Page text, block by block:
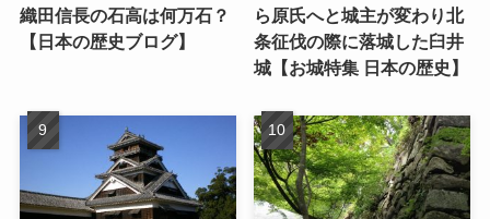
織田信長の石高は何万石？
【日本の歴史ブログ】
ら原氏へと城主が変わり北
条征伐の際に落城した臼井
城【お城特集 日本の歴史】